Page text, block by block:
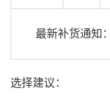
最新补货通知：
选择建议：